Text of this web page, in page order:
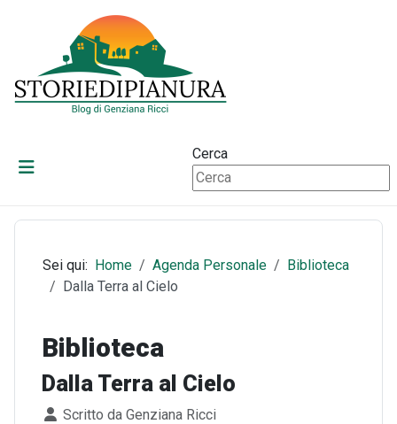
Cerca
Sei qui: Home Agenda Personale
Biblioteca
Dalla Terra al Cielo
Biblioteca
Dalla Terra al Cielo
Dettagli
Scritto da Genziana Ricci